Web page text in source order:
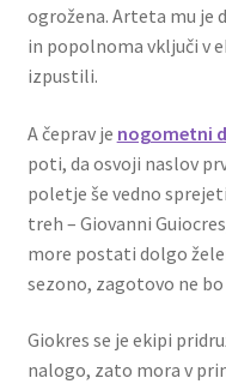
ogrožena. Arteta mu je
in popolnoma vključi v
izpustili.
A čeprav je nogometni
poti, da osvoji naslov
poletje še vedno
treh – Giovanni
more postati dolgo
sezono, zagotovo ne
Giokres se je ekipi
nalogo, zato mora v